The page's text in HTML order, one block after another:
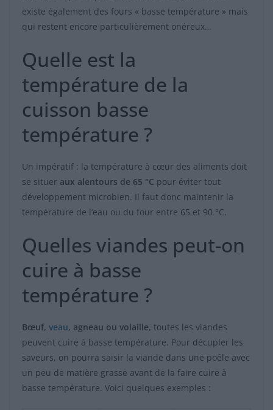
existe également des fours « basse température » mais
qui restent encore particulièrement onéreux…
Quelle est la
température de la
cuisson basse
température ?
Un impératif : la température à cœur des aliments doit
se situer aux alentours de 65 °C pour éviter tout
développement microbien. Il faut donc maintenir la
température de l’eau ou du four entre 65 et 90 °C.
Quelles viandes peut-on
cuire à basse
température ?
Bœuf, veau, agneau ou volaille, toutes les viandes
peuvent cuire à basse température. Pour décupler les
saveurs, on pourra saisir la viande dans une poêle avec
un peu de matière grasse avant de la faire cuire à
basse température. Voici quelques exemples :